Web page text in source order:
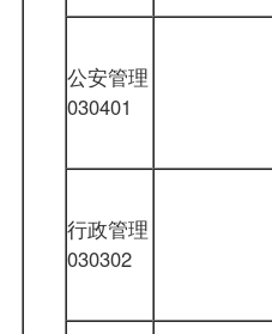
公安管理
030401
行政管理
030302